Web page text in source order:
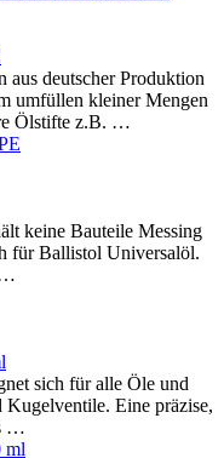
aus deutscher Produktion
umfüllen kleiner Mengen
Ölstifte z.B. …
keine Bauteile Messing
für Ballistol Universalöl.
…
sich für alle Öle und
Eine präzise,
…